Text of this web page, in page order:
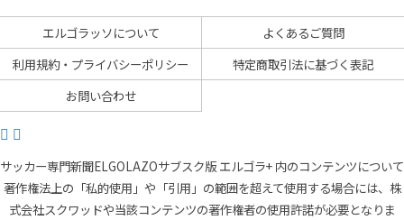
エルゴラッソについて
よくあるご質問
利用規約・プライバシーポリシー
特定商取引法に基づく表記
お問い合わせ
サッカー専門新聞ELGOLAZOサブスク版 エルゴラ+ 内のコンテンツについて
著作権法上の「私的使用」や「引用」の範囲を超えて使用する場合には、株
式会社スクワッドや当該コンテンツの著作権者の使用許諾が必要となりま